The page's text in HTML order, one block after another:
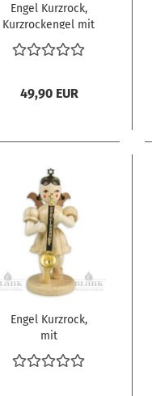
Engel Kurzrock,
Kurzrockengel mit
Glückscent, natur
– Jahresengel
49,90 EUR
Engel Kurzrock,
mit
Bassklarinette,
natur